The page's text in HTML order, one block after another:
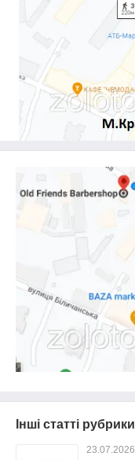
Інші статті рубрики
23.07.2026